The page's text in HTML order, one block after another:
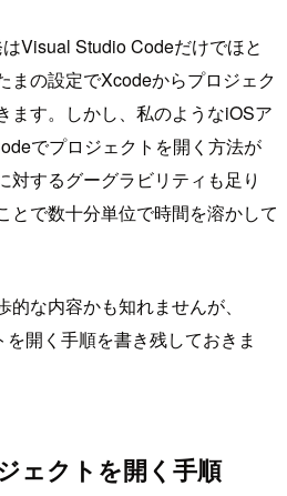
Visual Studio Codeだけでほと
まの設定でXcodeからプロジェク
ます。しかし、私のようなiOSア
でプロジェクトを開く方法が
対するグーグラビリティも足り
とで数十分単位で時間を溶かして
な内容かも知れませんが、
開く手順を書き残しておきま
ェクトを開く手順